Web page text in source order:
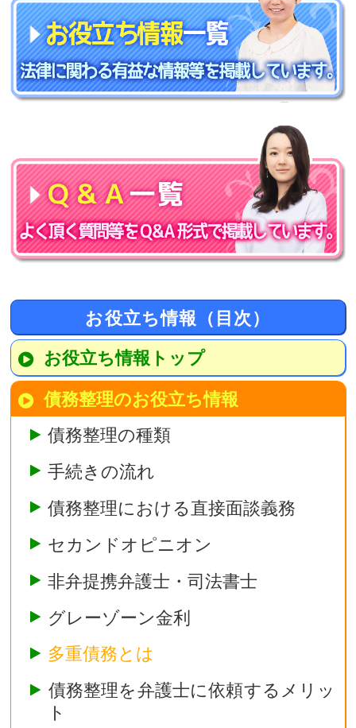
お役立ち情報（目次）
お役立ち情報トップ
債務整理のお役立ち情報
債務整理の種類
手続きの流れ
債務整理における直接面談義務
セカンドオピニオン
非弁提携弁護士・司法書士
グレーゾーン金利
多重債務とは
債務整理を弁護士に依頼するメリッ
ト